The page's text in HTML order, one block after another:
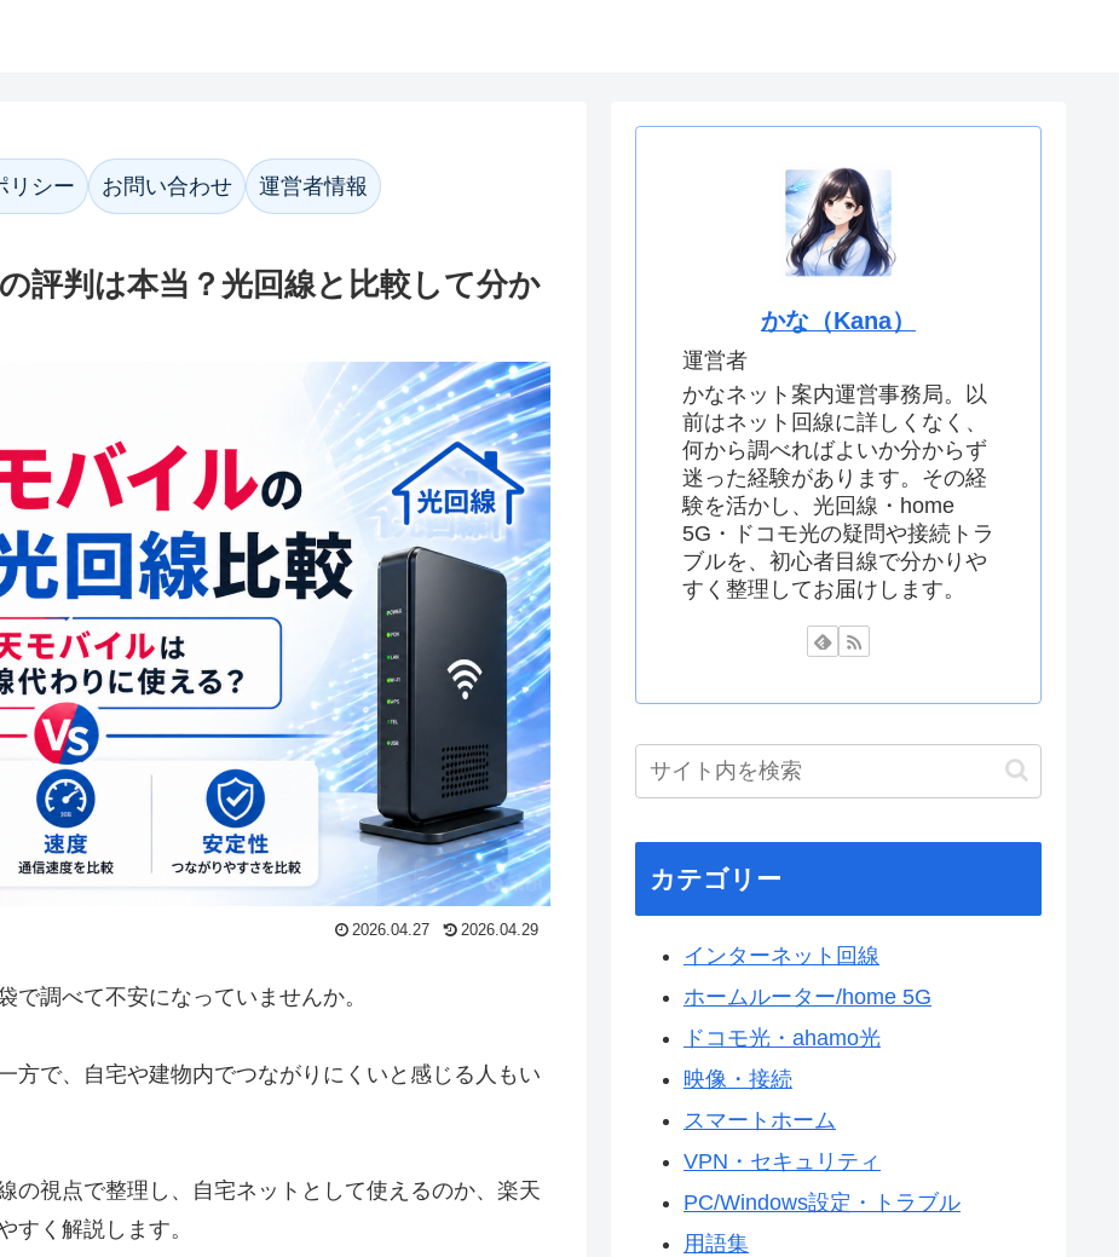
リシー お問い合わせ 運営者情報
評判は本当？光回線と比較して分か
2026.04.27 2026.04.29
で調べて不安になっていませんか。
方で、自宅や建物内でつながりにくいと感じる人もい
の視点で整理し、自宅ネットとして使えるのか、楽天
すく解説します。
かな（Kana）
運営者
かなネット案内運営事務局。以
前はネット回線に詳しくなく、
何から調べればよいか分からず
迷った経験があります。その経
験を活かし、光回線・home
5G・ドコモ光の疑問や接続トラ
ブルを、初心者目線で分かりや
すく整理してお届けします。
カテゴリー
インターネット回線
ホームルーター/home 5G
ドコモ光・ahamo光
映像・接続
スマートホーム
VPN・セキュリティ
PC/Windows設定・トラブル
用語集